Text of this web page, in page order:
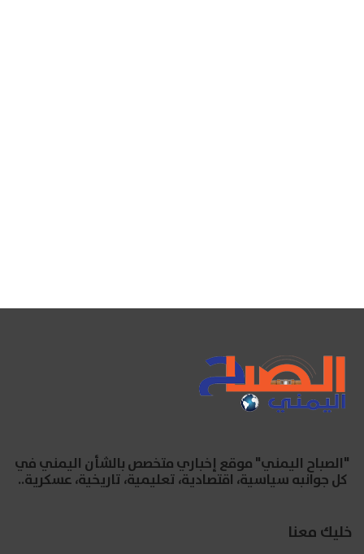
"الصباح اليمني" موقع إخباري متخصص بالشأن اليمني في
كل جوانبه سياسية، اقتصادية، تعليمية، تاريخية، عسكرية..
خليك معنا